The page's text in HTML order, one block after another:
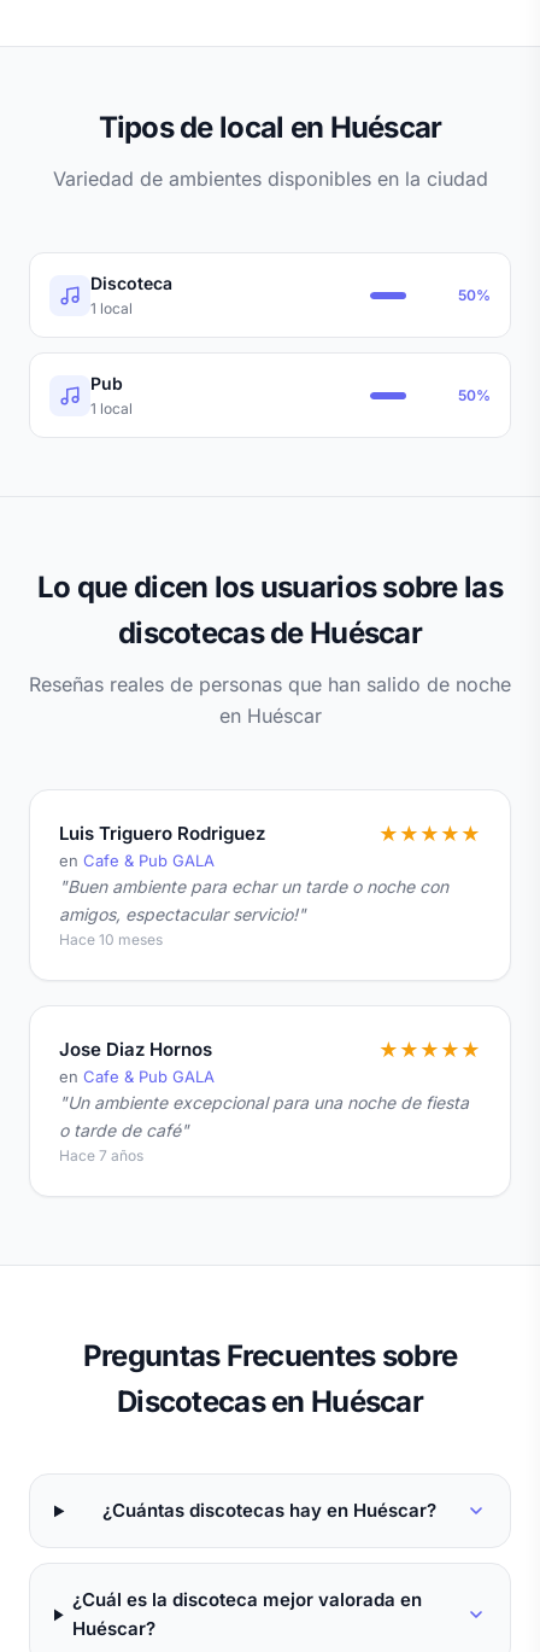
Tipos de local en Huéscar
Variedad de ambientes disponibles en la ciudad
Discoteca
1 local
50%
Pub
1 local
50%
Lo que dicen los usuarios sobre las
discotecas de Huéscar
Reseñas reales de personas que han salido de noche
en Huéscar
Luis Triguero Rodriguez
en Cafe & Pub GALA
★ ★ ★ ★ ★
"Buen ambiente para echar un tarde o noche con
amigos, espectacular servicio!"
Hace 10 meses
Jose Diaz Hornos
en Cafe & Pub GALA
★ ★ ★ ★ ★
"Un ambiente excepcional para una noche de fiesta
o tarde de café"
Hace 7 años
Preguntas Frecuentes sobre
Discotecas en Huéscar
¿Cuántas discotecas hay en Huéscar?
¿Cuál es la discoteca mejor valorada en
Huéscar?